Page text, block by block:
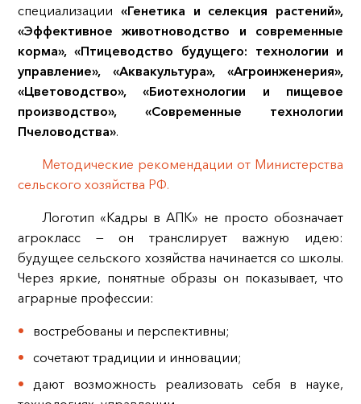
специализации «Генетика и селекция растений»,
«Эффективное животноводство и современные
корма», «Птицеводство будущего: технологии и
управление», «Аквакультура», «Агроинженерия»,
«Цветоводство», «Биотехнологии и пищевое
производство», «Современные технологии
Пчеловодства».
Методические рекомендации от Министерства
сельского хозяйства РФ.
Логотип «Кадры в АПК» не просто обозначает
агрокласс — он транслирует важную идею:
будущее сельского хозяйства начинается со школы.
Через яркие, понятные образы он показывает, что
аграрные профессии:
востребованы и перспективны;
сочетают традиции и инновации;
дают возможность реализовать себя в науке,